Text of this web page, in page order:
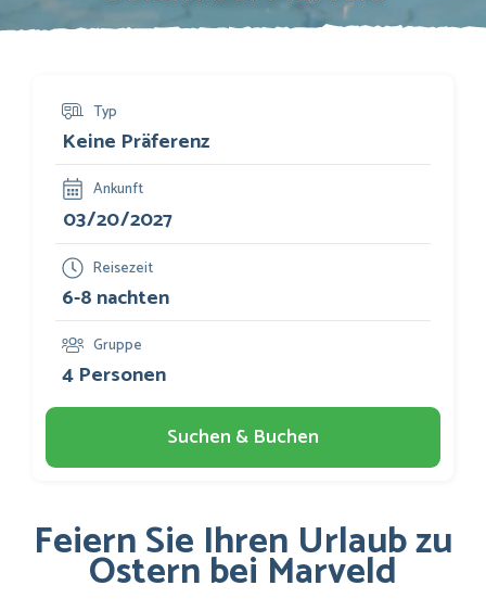
Typ
Ankunft
Reisezeit
Gruppe
Suchen & Buchen
Feiern Sie Ihren Urlaub zu
Ostern bei Marveld